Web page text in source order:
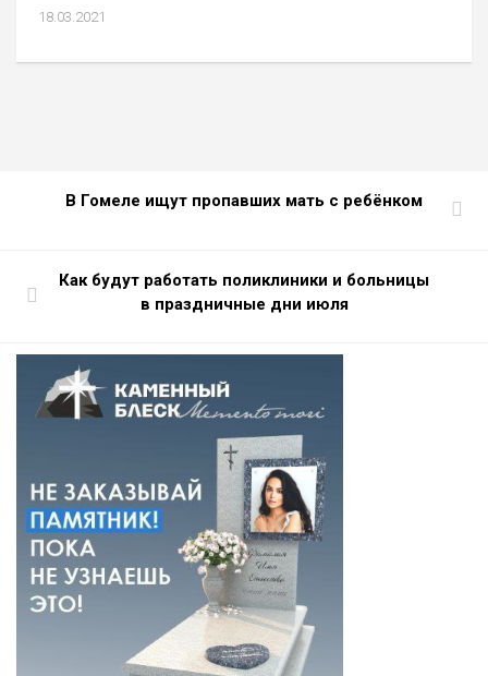
18.03.2021
В Гомеле ищут пропавших мать с ребёнком
Как будут работать поликлиники и больницы
в праздничные дни июля